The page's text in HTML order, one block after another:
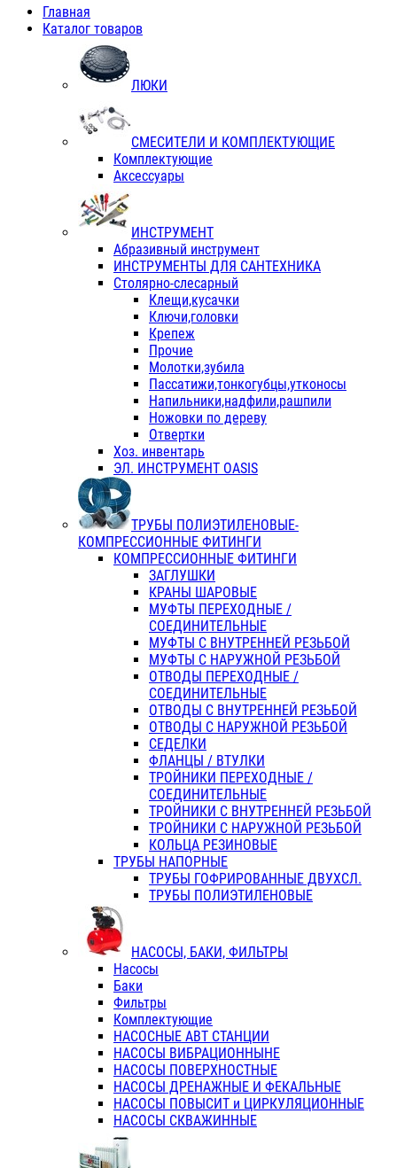
Главная
Каталог товаров
ЛЮКИ
СМЕСИТЕЛИ И КОМПЛЕКТУЮЩИЕ
Комплектующие
Аксессуары
ИНСТРУМЕНТ
Абразивный инструмент
ИНСТРУМЕНТЫ ДЛЯ САНТЕХНИКА
Столярно-слесарный
Клещи,кусачки
Ключи,головки
Крепеж
Прочие
Молотки,зубила
Пассатижи,тонкогубцы,утконосы
Напильники,надфили,рашпили
Ножовки по дереву
Отвертки
Хоз. инвентарь
ЭЛ. ИНСТРУМЕНТ OASIS
ТРУБЫ ПОЛИЭТИЛЕНОВЫЕ-
КОМПРЕССИОННЫЕ ФИТИНГИ
КОМПРЕССИОННЫЕ ФИТИНГИ
ЗАГЛУШКИ
КРАНЫ ШАРОВЫЕ
МУФТЫ ПЕРЕХОДНЫЕ /
СОЕДИНИТЕЛЬНЫЕ
МУФТЫ С ВНУТРЕННЕЙ РЕЗЬБОЙ
МУФТЫ С НАРУЖНОЙ РЕЗЬБОЙ
ОТВОДЫ ПЕРЕХОДНЫЕ /
СОЕДИНИТЕЛЬНЫЕ
ОТВОДЫ С ВНУТРЕННЕЙ РЕЗЬБОЙ
ОТВОДЫ С НАРУЖНОЙ РЕЗЬБОЙ
СЕДЕЛКИ
ФЛАНЦЫ / ВТУЛКИ
ТРОЙНИКИ ПЕРЕХОДНЫЕ /
СОЕДИНИТЕЛЬНЫЕ
ТРОЙНИКИ С ВНУТРЕННЕЙ РЕЗЬБОЙ
ТРОЙНИКИ С НАРУЖНОЙ РЕЗЬБОЙ
КОЛЬЦА РЕЗИНОВЫЕ
ТРУБЫ НАПОРНЫЕ
ТРУБЫ ГОФРИРОВАННЫЕ ДВУХСЛ.
ТРУБЫ ПОЛИЭТИЛЕНОВЫЕ
НАСОСЫ, БАКИ, ФИЛЬТРЫ
Насосы
Баки
Фильтры
Комплектующие
НАСОСНЫЕ АВТ СТАНЦИИ
НАСОСЫ ВИБРАЦИОННЫНЕ
НАСОСЫ ПОВЕРХНОСТНЫЕ
НАСОСЫ ДРЕНАЖНЫЕ И ФЕКАЛЬНЫЕ
НАСОСЫ ПОВЫСИТ и ЦИРКУЛЯЦИОННЫЕ
НАСОСЫ СКВАЖИННЫЕ